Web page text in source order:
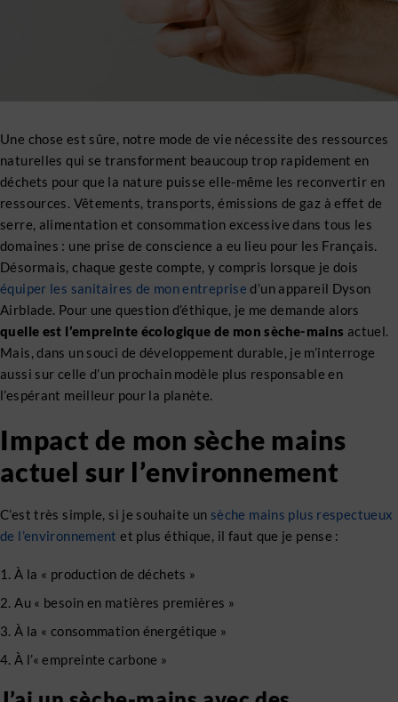
Une chose est sûre, notre mode de vie nécessite des ressources
naturelles qui se transforment beaucoup trop rapidement en
déchets pour que la nature puisse elle-même les reconvertir en
ressources. Vêtements, transports, émissions de gaz à effet de
serre, alimentation et consommation excessive dans tous les
domaines : une prise de conscience a eu lieu pour les Français.
Désormais, chaque geste compte, y compris lorsque je dois
équiper les sanitaires de mon entreprise d’un appareil Dyson
Airblade. Pour une question d’éthique, je me demande alors
quelle est l’empreinte écologique de mon sèche-mains actuel.
Mais, dans un souci de développement durable, je m’interroge
aussi sur celle d’un prochain modèle plus responsable en
l’espérant meilleur pour la planète.
Impact de mon sèche mains
actuel sur l’environnement
C’est très simple, si je souhaite un sèche mains plus respectueux
de l’environnement et plus éthique, il faut que je pense :
À la « production de déchets »
Au « besoin en matières premières »
À la « consommation énergétique »
À l’« empreinte carbone »